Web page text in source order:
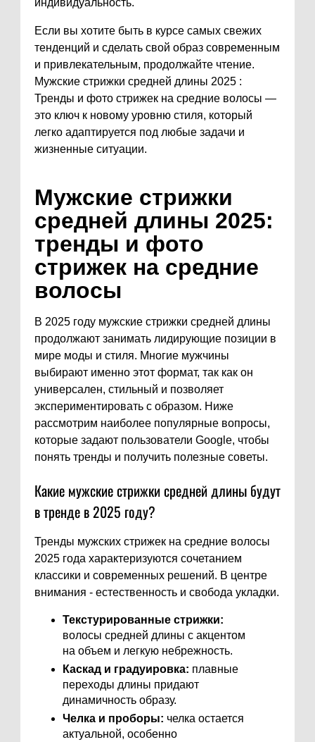
индивидуальность.
Если вы хотите быть в курсе самых свежих
тенденций и сделать свой образ современным
и привлекательным, продолжайте чтение.
Мужские стрижки средней длины 2025 :
Тренды и фото стрижек на средние волосы —
это ключ к новому уровню стиля, который
легко адаптируется под любые задачи и
жизненные ситуации.
Мужские стрижки
средней длины 2025:
тренды и фото
стрижек на средние
волосы
В 2025 году мужские стрижки средней длины
продолжают занимать лидирующие позиции в
мире моды и стиля. Многие мужчины
выбирают именно этот формат, так как он
универсален, стильный и позволяет
экспериментировать с образом. Ниже
рассмотрим наиболее популярные вопросы,
которые задают пользователи Google, чтобы
понять тренды и получить полезные советы.
Какие мужские стрижки средней длины будут
в тренде в 2025 году?
Тренды мужских стрижек на средние волосы
2025 года характеризуются сочетанием
классики и современных решений. В центре
внимания - естественность и свобода укладки.
Текстурированные стрижки:
волосы средней длины с акцентом
на объем и легкую небрежность.
Каскад и градуировка: плавные
переходы длины придают
динамичность образу.
Челка и проборы: челка остается
актуальной, особенно